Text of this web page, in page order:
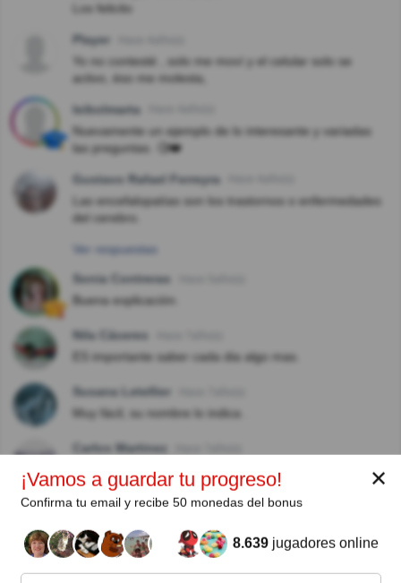
Los felicito
Player
Yo no contesté , solo me moví y el celular solo se
activo, éso me molesta,
leibolmarta
Nuevamente un ejemplo de lo interesante y variadas
las preguntas. 🧐❤️
Gustavo Rafael Ferreyra
Las encefalopatías son los trastornos o enfermedades
del cerebro.
Ver respuestas
Sonia Contreras
Buena explicación.
Nila Cáceres
ES importante saber cada dia algo mas.
Susana Letellier
Muy fácil, su nombre lo indica .
Carlos Martinez
CLARO ES UNA ENFERMEDAD DEL CEREBRO
Maria Elena Vaca Escalante Hace 7año(s)
Me luci conteste todas las preguntas correctamente
H D García Hace 7año(s)
✕
¡Vamos a guardar tu progreso!
Confirma tu email y recibe 50 monedas del bonus
8.639 jugadores online